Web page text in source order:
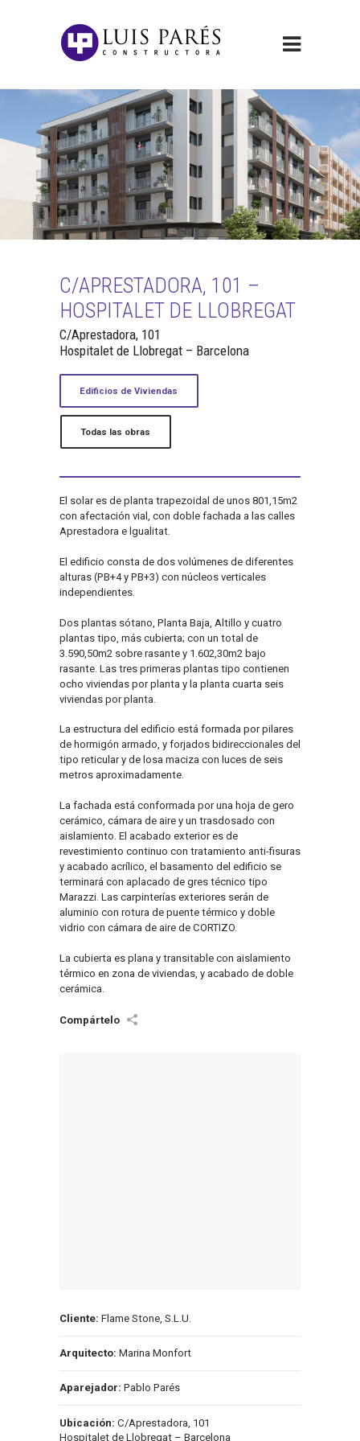
C/APRESTADORA, 101 –
HOSPITALET DE LLOBREGAT
C/Aprestadora, 101
Hospitalet de Llobregat – Barcelona
Edificios de Viviendas
Todas las obras
El solar es de planta trapezoidal de unos 801,15m2
con afectación vial, con doble fachada a las calles
Aprestadora e lgualitat.
El edificio consta de dos volúmenes de diferentes
alturas (PB+4 y PB+3) con núcleos verticales
independientes.
Dos plantas sótano, Planta Baja, Altillo y cuatro
plantas tipo, más cubierta; con un total de
3.590,50m2 sobre rasante y 1.602,30m2 bajo
rasante. Las tres primeras plantas tipo contienen
ocho viviendas por planta y la planta cuarta seis
viviendas por planta.
La estructura del edificio está formada por pilares
de hormigón armado, y forjados bidireccionales del
tipo reticular y de losa maciza con luces de seis
metros aproximadamente.
La fachada está conformada por una hoja de gero
cerámico, cámara de aire y un trasdosado con
aislamiento. El acabado exterior es de
revestimiento continuo con tratamiento anti-fisuras
y acabado acrílico, el basamento del edificio se
terminará con aplacado de gres técnico tipo
Marazzi. Las carpinterías exteriores serán de
aluminio con rotura de puente térmico y doble
vidrio con cámara de aire de CORTIZO.
La cubierta es plana y transitable con aislamiento
térmico en zona de viviendas, y acabado de doble
cerámica.
Cliente: Flame Stone, S.L.U.
Arquitecto: Marina Monfort
Aparejador: Pablo Parés
Ubicación: C/Aprestadora, 101
Hospitalet de Llobregat – Barcelona